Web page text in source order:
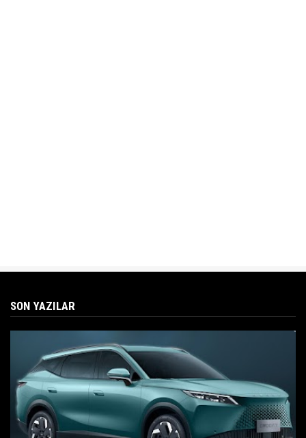
SON YAZILAR